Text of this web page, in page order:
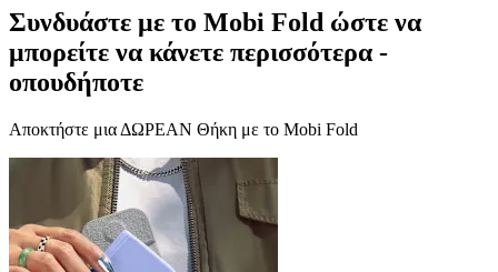
Συνδυάστε με το Mobi Fold ώστε να
μπορείτε να κάνετε περισσότερα -
οπουδήποτε
Αποκτήστε μια ΔΩΡΕΑΝ Θήκη με το Mobi Fold